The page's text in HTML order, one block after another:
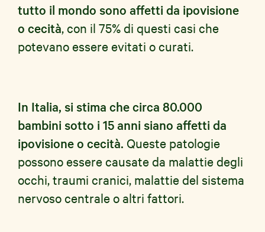
tutto il mondo sono affetti da ipovisione
o cecità, con il 75% di questi casi che
potevano essere evitati o curati.
In Italia, si stima che circa 80.000
bambini sotto i 15 anni siano affetti da
ipovisione o cecità. Queste patologie
possono essere causate da malattie degli
occhi, traumi cranici, malattie del sistema
nervoso centrale o altri fattori.